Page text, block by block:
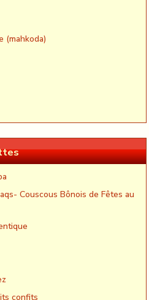
(mahkoda)
Couscous Bônois de Fêtes au
confits